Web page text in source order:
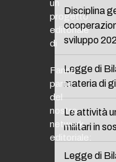
Disciplina
sviluppo
Legge di
materia di
Le attività
militari in
Legge di
un
progetto
editoriale
di
Fanno
parte
del
nostro
network
editoriale: